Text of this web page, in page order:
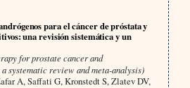
para el cáncer de próstata y
una revisión sistemática y un
for prostate cancer and
systematic review and meta-analysis)
A, Saffati G, Kronstedt S, Zlatev DV,